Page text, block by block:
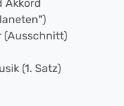
Akkord
(Ausschnitt)
(1. Satz)